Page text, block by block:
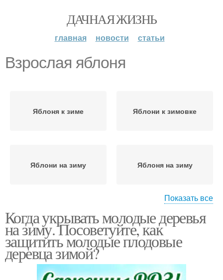
ДАЧНАЯ ЖИЗНЬ
главная новости статьи
Взрослая яблоня
Яблоня к зиме Яблони к зимовке
Яблони на зиму Яблоня на зиму
Яблони от мороза Стелющаяся яблоня
Показать все
Когда укрывать молодые деревья
на зиму. Посоветуйте, как
защитить молодые плодовые
деревца зимой?